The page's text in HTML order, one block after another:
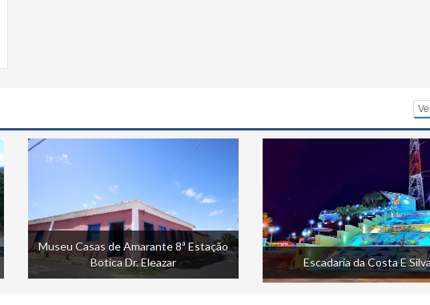
Museu Casas de Amarante 8ª Estação
Botica Dr. Eleazar
Escadaria da Costa E